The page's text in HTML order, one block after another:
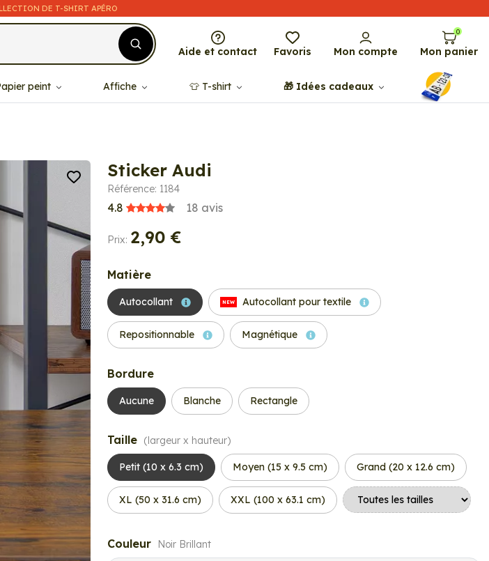
DE T-SHIRT APÉRO
Aide et contact Favoris Mon compte
0
Mon panier
peint Affiche 👕​​ T-shirt 🎁​ Idées cadeaux
Sticker Audi
Référence: 1184
4.8 18 avis
Prix: 2,90 €
Matière
Autocollant NEW Autocollant pour textile
Repositionnable Magnétique
Bordure
Aucune Blanche Rectangle
Taille (largeur x hauteur)
Petit (10 x 6.3 cm) Moyen (15 x 9.5 cm) Grand (20 x 12.6 cm)
XL (50 x 31.6 cm) XXL (100 x 63.1 cm)
Couleur Noir Brillant